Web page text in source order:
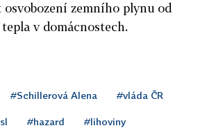
osvobození zemního plynu od
v domácnostech.
#Schillerová Alena #vláda ČR
#hazard #lihoviny